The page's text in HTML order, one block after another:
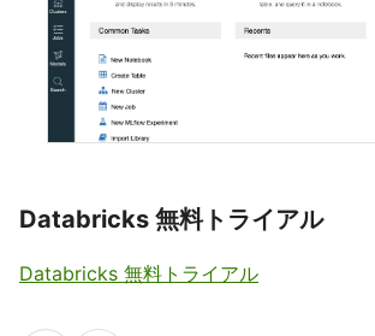
Databricks 無料トライアル
Databricks 無料トライアル